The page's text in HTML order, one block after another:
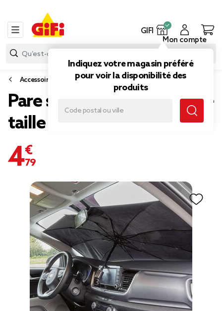
GIFI
Indiquez votre magasin préféré
pour voir la disponibilité des
produits
Mon compte
Accessoires voiture
Pare soleil parapluie pliable
taille L
4,79 €